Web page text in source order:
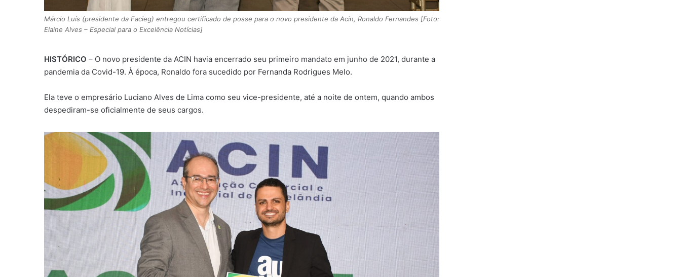
Márcio Luís (presidente da Facieg) entregou certificado de posse para o novo presidente da Acin, Ronaldo Fernandes [Foto:
Elaine Alves – Especial para o Excelência Notícias]
HISTÓRICO – O novo presidente da ACIN havia encerrado seu primeiro mandato em junho de 2021, durante a
pandemia da Covid-19. À época, Ronaldo fora sucedido por Fernanda Rodrigues Melo.
Ela teve o empresário Luciano Alves de Lima como seu vice-presidente, até a noite de ontem, quando ambos
despediram-se oficialmente de seus cargos.